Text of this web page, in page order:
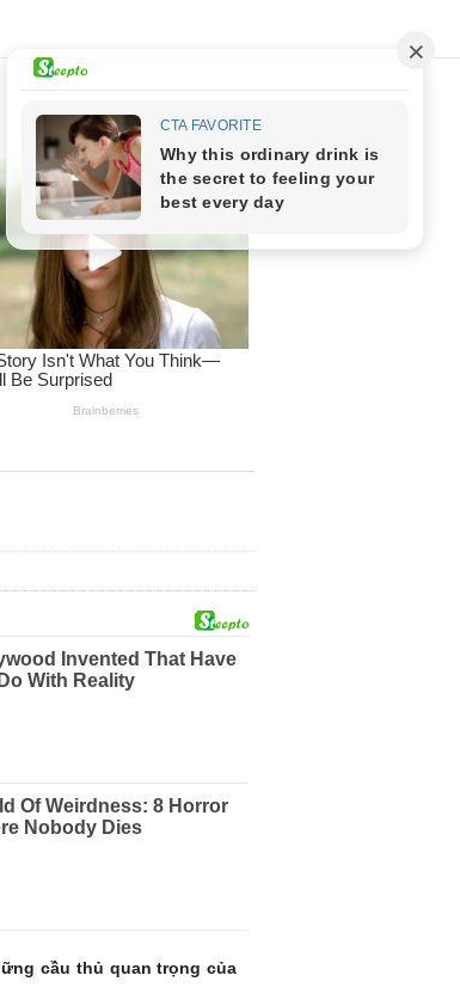
cầu thủ quan trọng của